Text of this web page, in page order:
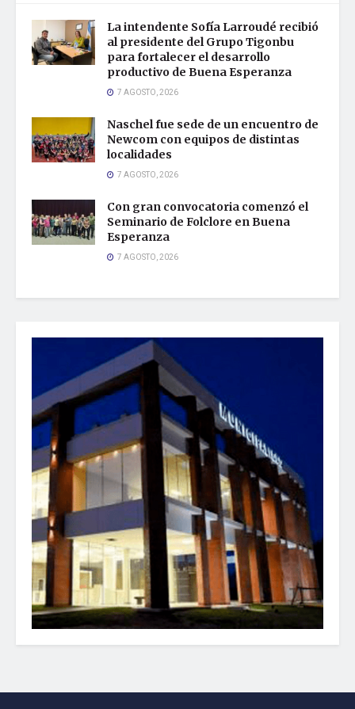
La intendente Sofía Larroudé recibió
al presidente del Grupo Tigonbu
para fortalecer el desarrollo
productivo de Buena Esperanza
7 AGOSTO, 2026
Naschel fue sede de un encuentro de
Newcom con equipos de distintas
localidades
7 AGOSTO, 2026
Con gran convocatoria comenzó el
Seminario de Folclore en Buena
Esperanza
7 AGOSTO, 2026